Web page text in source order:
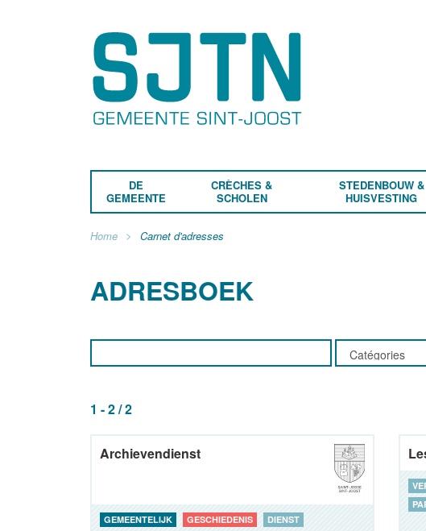
DE
GEMEENTE
CRÈCHES &
SCHOLEN
STEDENBOUW &
HUISVESTING
Home Carnet d'adresses
ADRESBOEK
1 - 2 / 2
Archievendienst
GEMEENTELIJK GESCHIEDENIS DIENST